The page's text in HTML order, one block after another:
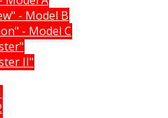
- Model B
- Model C
II"